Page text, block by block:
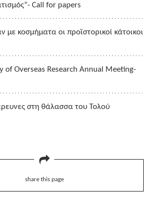
Call for papers
με κοσμήματα οι προϊστορικοί κάτοικοι
of Overseas Research Annual Meeting-
στη θάλασσα του Τολού
share this page